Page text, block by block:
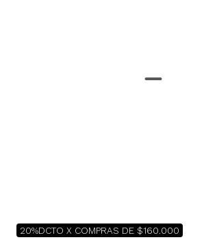
20%DCTO X COMPRAS DE $160.000